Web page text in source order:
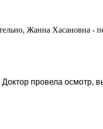
Жанна Хасановна -
провела осмотр,